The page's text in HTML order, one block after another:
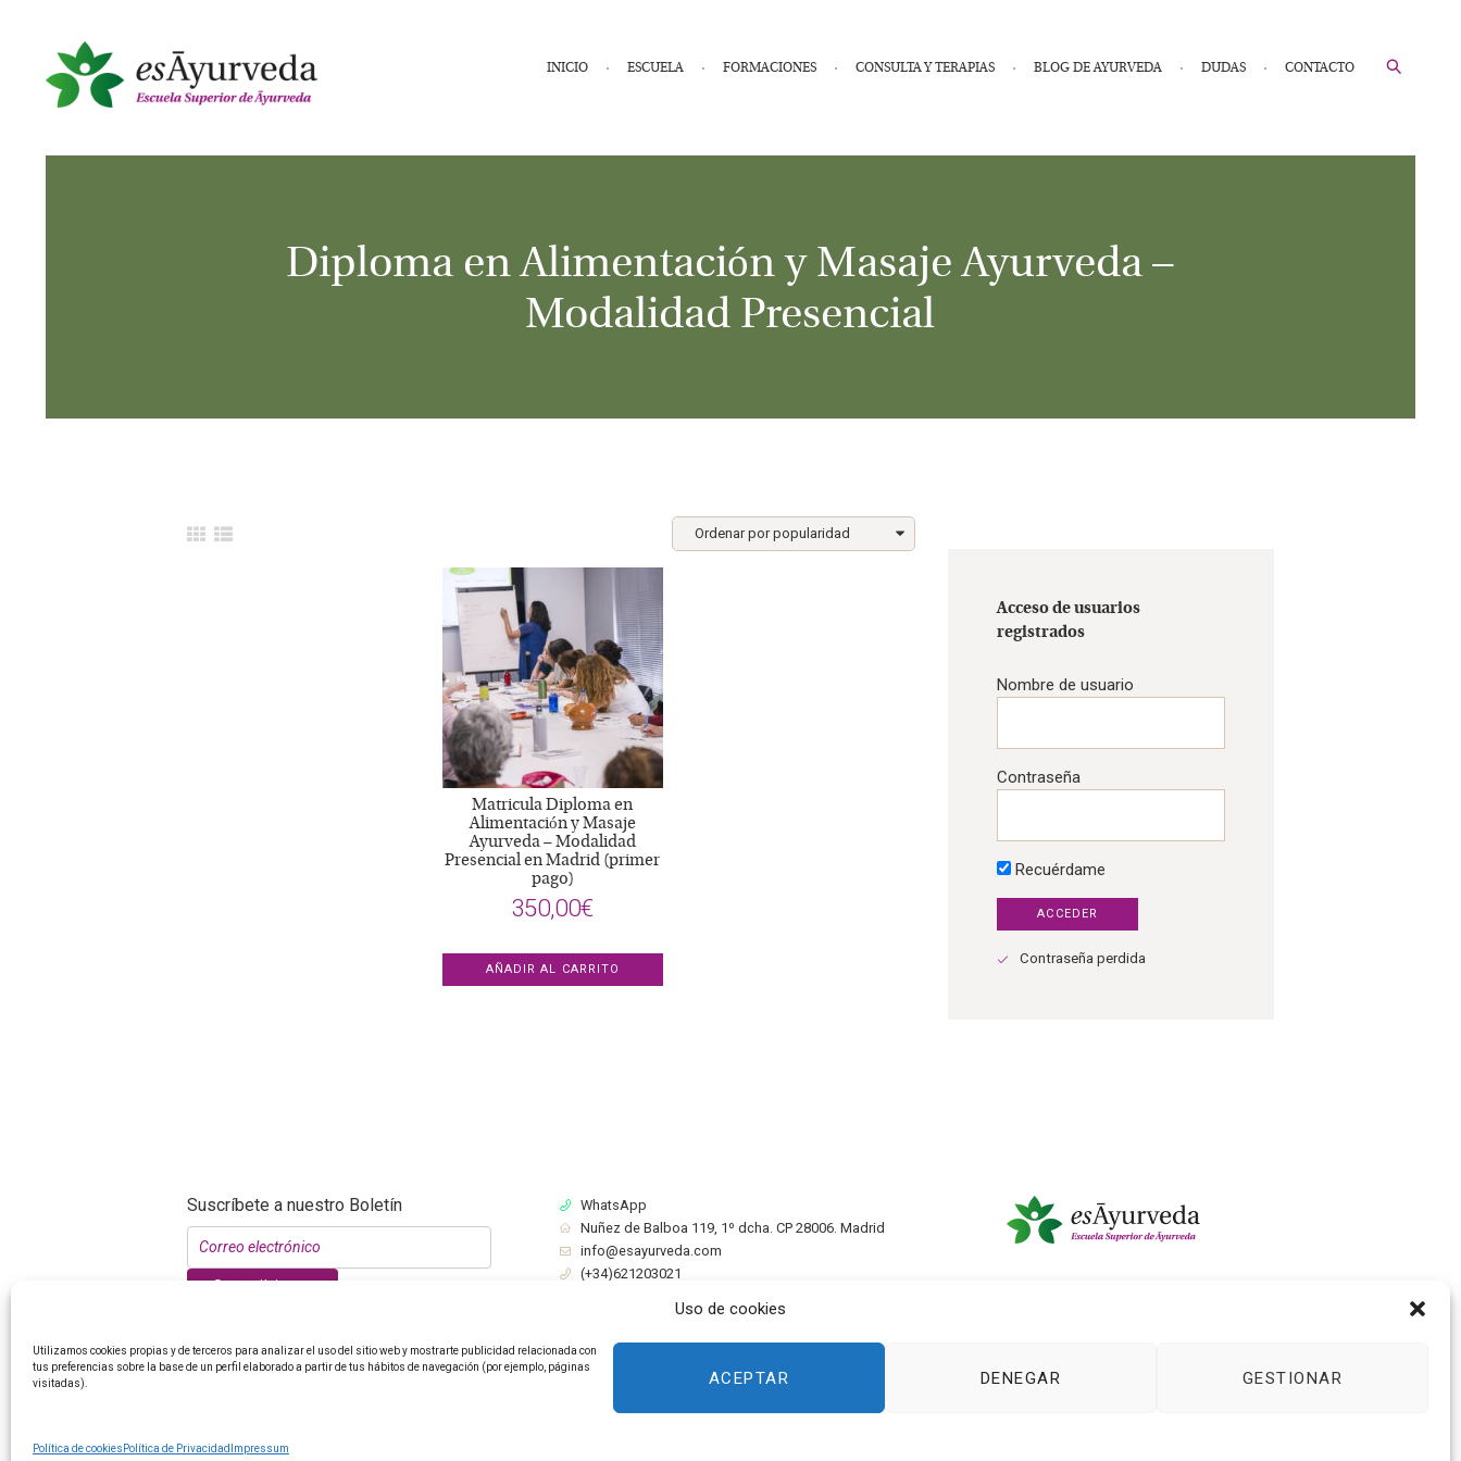
Uso de cookies
Utilizamos cookies propias y de terceros para analizar el uso del sitio web y mostrarte publicidad relacionada con
tus preferencias sobre la base de un perfil elaborado a partir de tus hábitos de navegación (por ejemplo, páginas
visitadas).
ACEPTAR DENEGAR GESTIONAR
Política de cookies Política de Privacidad Impressum
INICIO ESCUELA FORMACIONES CONSULTA Y TERAPIAS BLOG DE AYURVEDA DUDAS CONTACTO
Diploma en Alimentación y Masaje Ayurveda –
Modalidad Presencial
Matricula Diploma en
Alimentación y Masaje
Ayurveda – Modalidad
Presencial en Madrid (primer
pago)
350,00€
AÑADIR AL CARRITO
Acceso de usuarios
registrados
Nombre de usuario
Contraseña
Recuérdame
Contraseña perdida
Suscríbete a nuestro Boletín
Suscribirme
WhatsApp
Nuñez de Balboa 119, 1º dcha. CP 28006. Madrid
info@esayurveda.com
(+34)621203021
Política de Privacidad